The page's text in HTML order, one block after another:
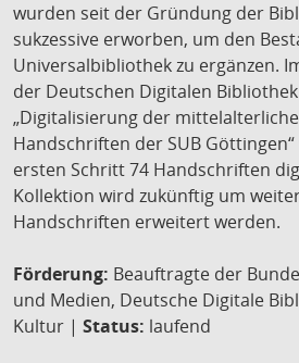
wurden seit der Gründung der
sukzessive erworben, um den
Universalbibliothek zu ergänzen.
der Deutschen Digitalen
„Digitalisierung der
Handschriften der SUB
ersten Schritt 74 Handschriften
Kollektion wird zukünftig um
Handschriften erweitert werden.
Förderung: Beauftragte der
und Medien, Deutsche Digitale
Kultur | Status: laufend